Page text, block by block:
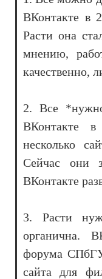
ВКонтакте в
Расти она
мнению,
качественно,
2. Все
ВКонтакте
несколько
Сейчас они
ВКонтакте
3. Расти
органична.
форума
сайта для